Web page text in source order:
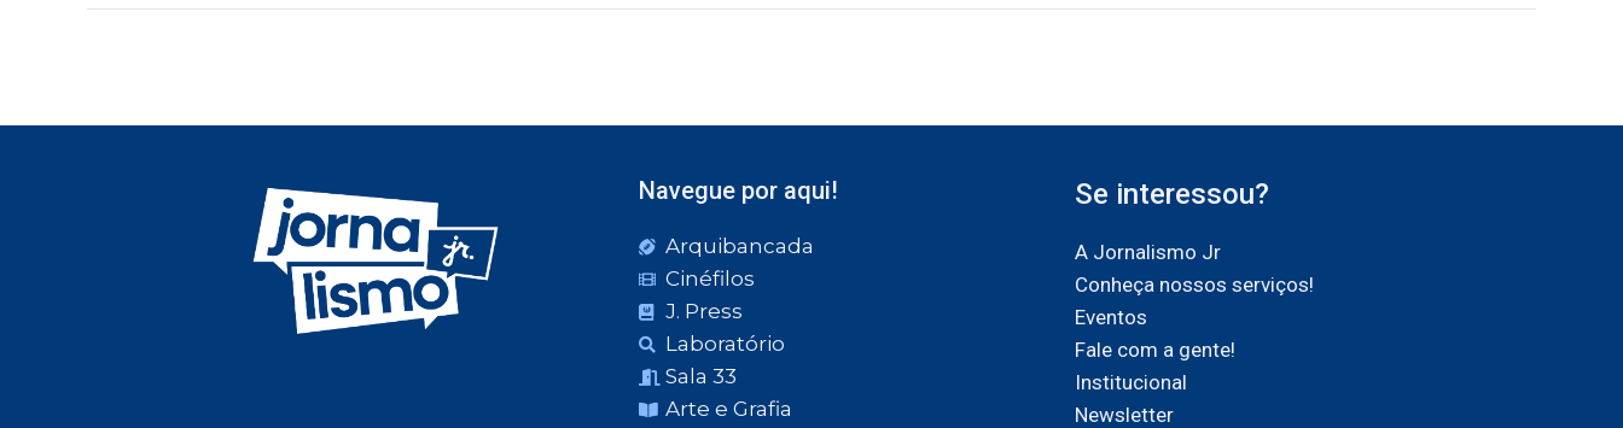
Navegue por aqui!
Arquibancada
Cinéfilos
J. Press
Laboratório
Sala 33
Arte e Grafia
Se interessou?
A Jornalismo Jr
Conheça nossos serviços!
Eventos
Fale com a gente!
Institucional
Newsletter